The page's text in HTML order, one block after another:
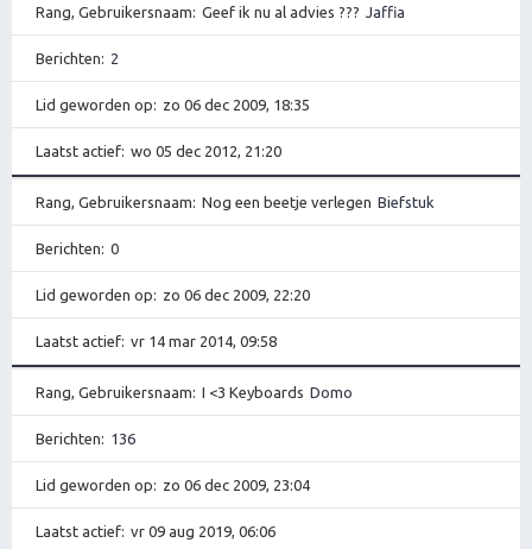
Rang, Gebruikersnaam Geef ik nu al advies ??? Jaffia
Berichten 2
Lid geworden op zo 06 dec 2009, 18:35
Laatst actief wo 05 dec 2012, 21:20
Rang, Gebruikersnaam Nog een beetje verlegen Biefstuk
Berichten 0
Lid geworden op zo 06 dec 2009, 22:20
Laatst actief vr 14 mar 2014, 09:58
Rang, Gebruikersnaam I <3 Keyboards Domo
Berichten 136
Lid geworden op zo 06 dec 2009, 23:04
Laatst actief vr 09 aug 2019, 06:06